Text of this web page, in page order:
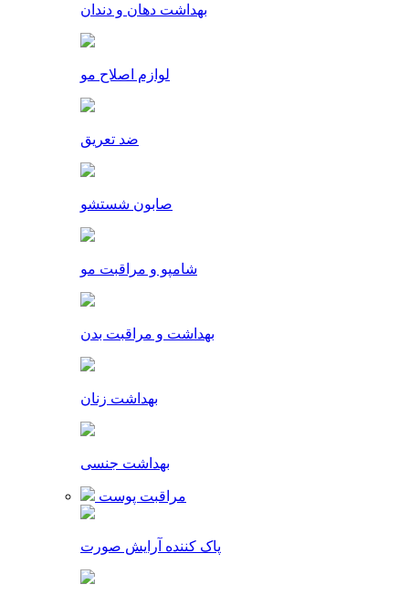
بهداشت دهان و دندان
لوازم اصلاح مو
ضد تعریق
صابون شستشو
شامپو و مراقبت مو
بهداشت و مراقبت بدن
بهداشت زنان
بهداشت جنسی
مراقبت پوست
پاک کننده آرایش صورت